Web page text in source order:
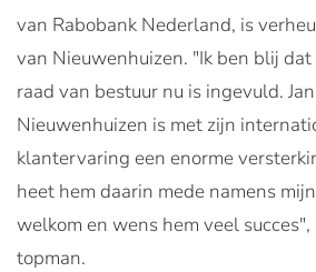
van Rabobank Nederland, is
van Nieuwenhuizen. "Ik ben blij
raad van bestuur nu is ingevuld.
Nieuwenhuizen is met zijn
klantervaring een enorme
heet hem daarin mede namens
welkom en wens hem veel
topman.